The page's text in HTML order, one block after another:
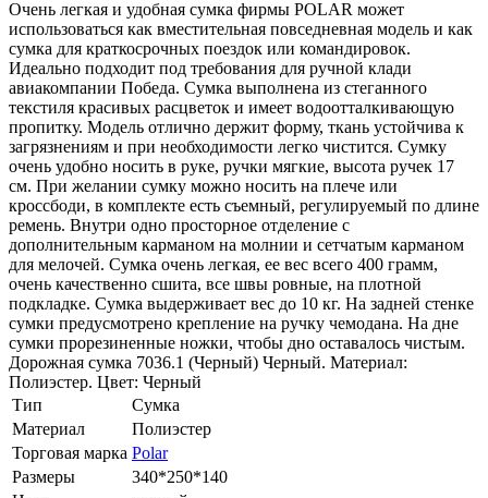
Очень легкая и удобная сумка фирмы POLAR может
использоваться как вместительная повседневная модель и как
сумка для краткосрочных поездок или командировок.
Идеально подходит под требования для ручной клади
авиакомпании Победа. Сумка выполнена из стеганного
текстиля красивых расцветок и имеет водоотталкивающую
пропитку. Модель отлично держит форму, ткань устойчива к
загрязнениям и при необходимости легко чистится. Сумку
очень удобно носить в руке, ручки мягкие, высота ручек 17
см. При желании сумку можно носить на плече или
кроссбоди, в комплекте есть съемный, регулируемый по длине
ремень. Внутри одно просторное отделение с
дополнительным карманом на молнии и сетчатым карманом
для мелочей. Сумка очень легкая, ее вес всего 400 грамм,
очень качественно сшита, все швы ровные, на плотной
подкладке. Сумка выдерживает вес до 10 кг. На задней стенке
сумки предусмотрено крепление на ручку чемодана. На дне
сумки прорезиненные ножки, чтобы дно оставалось чистым.
Дорожная сумка 7036.1 (Черный) Черный. Материал:
Полиэстер. Цвет: Черный
Тип
Сумка
Материал
Полиэстер
Торговая марка Polar
Размеры
340*250*140